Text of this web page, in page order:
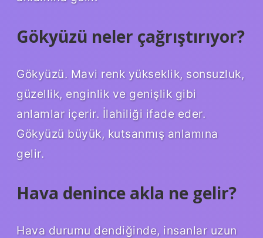
Gökyüzü neler çağrıştırıyor?
Gökyüzü. Mavi renk yükseklik, sonsuzluk,
güzellik, enginlik ve genişlik gibi
anlamlar içerir. İlahiliği ifade eder.
Gökyüzü büyük, kutsanmış anlamına
gelir.
Hava denince akla ne gelir?
Hava durumu dendiğinde, insanlar uzun